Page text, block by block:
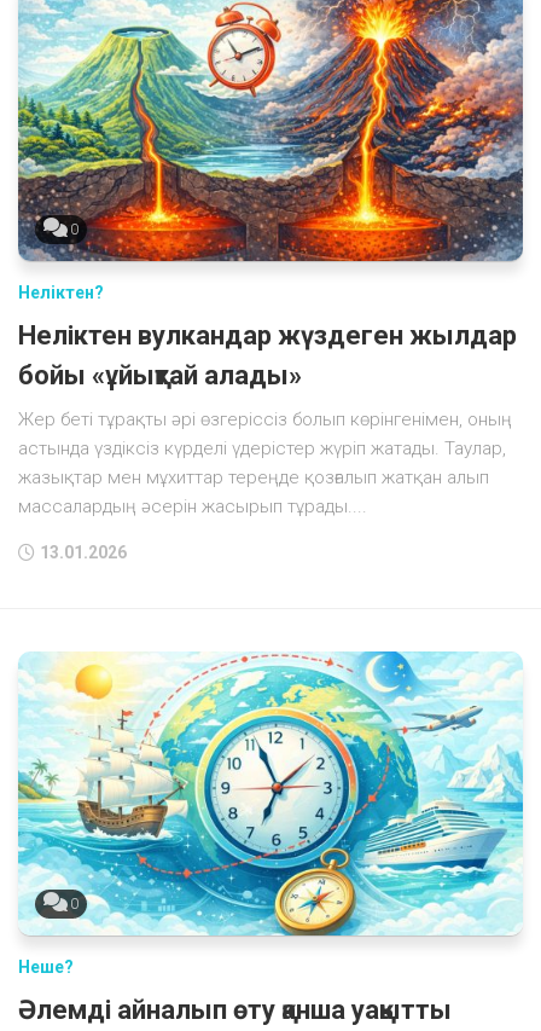
0
Неліктен?
Неліктен вулкандар жүздеген жылдар
бойы «ұйықтай алады»
Жер беті тұрақты әрі өзгеріссіз болып көрінгенімен, оның
астында үздіксіз күрделі үдерістер жүріп жатады. Таулар,
жазықтар мен мұхиттар тереңде қозғалып жатқан алып
массалардың әсерін жасырып тұрады....
13.01.2026
0
Неше?
Әлемді айналып өту қанша уақытты